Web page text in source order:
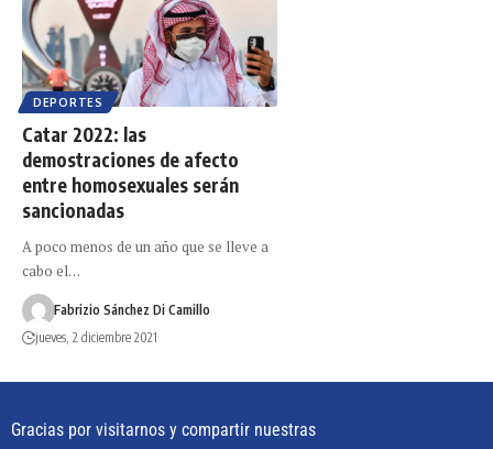
DEPORTES
Catar 2022: las
demostraciones de afecto
entre homosexuales serán
sancionadas
A poco menos de un año que se lleve a
cabo el…
Fabrizio Sánchez Di Camillo
jueves, 2 diciembre 2021
Gracias por visitarnos y compartir nuestras